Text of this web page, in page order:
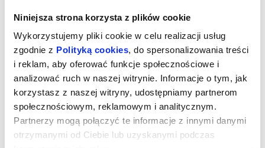
Niniejsza strona korzysta z plików cookie
Wykorzystujemy pliki cookie w celu realizacji usług
zgodnie z Polityką cookies, do spersonalizowania treści
i reklam, aby oferować funkcje społecznościowe i
analizować ruch w naszej witrynie. Informacje o tym, jak
korzystasz z naszej witryny, udostępniamy partnerom
społecznościowym, reklamowym i analitycznym.
Partnerzy mogą połączyć te informacje z innymi danymi
otrzymanymi od Ciebie lub uzyskanymi podczas
Sprzedaż biletów on-line na wydarzenie
została zakończona.